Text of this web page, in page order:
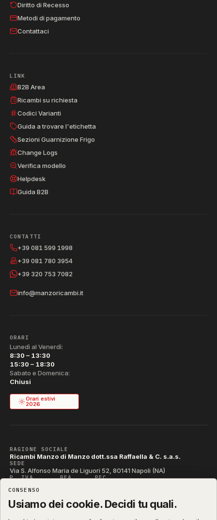
Diritto di Recesso
Metodi di pagamento
Contattaci
LINK
B2B Area
Ricambi su richiesta
Codici Varianti
Guida a trovare l'etichetta
Sezioni Guarnizione Frigo
Change Logs
Verifica modello
Helpdesk
Guida B2B
CONTATTI
+39 081 599 1998
+39 081 780 3954
+39 320 753 7082
info@manzoricambi.it
ORARI
Lunedì al Venerdì:
8:30 – 13:30
15:30 – 18:30
Sabato e Domenica:
Chiusi
Orari estivi
2026
RAGIONE SOCIALE
Ricambi Manzo di Manzo dott.ssa Raffaella & C. s.a.s.
SEDE
Via S. Alfonso Maria de Liguori 52, 80141 Napoli (NA)
P. IVA REA PEC
CODICE SDI
T04ZHR3
CONSENSO
Usiamo dei cookie. Decidi tu quali.